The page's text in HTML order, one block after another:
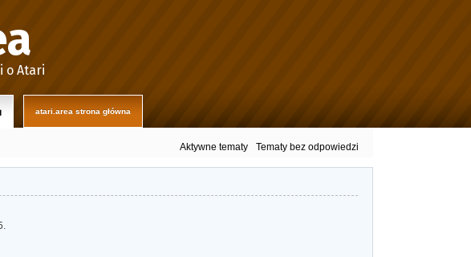
o Atari
atari.area strona główna
Aktywne tematy Tematy bez odpowiedzi